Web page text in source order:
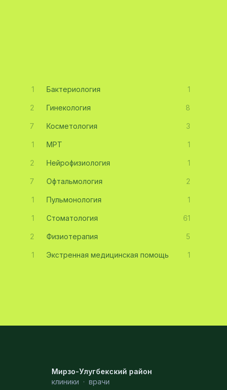
1 Бактериология 1
2 Гинекология 8
7 Косметология 3
1 МРТ 1
2 Нейрофизиология 1
7 Офтальмология 2
1 Пульмонология 1
1 Стоматология 61
2 Физиотерапия 5
1 Экстренная медицинская помощь 1
Мирзо-Улугбекский район
клиники · врачи